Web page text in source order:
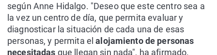
según Anne Hidalgo. "Deseo que este centro sea a
la vez un centro de día, que permita evaluar y
diagnosticar la situación de cada una de esas
personas, y permita elalojamiento de personas
necesitadas que llegan sin nada", ha afirmado.